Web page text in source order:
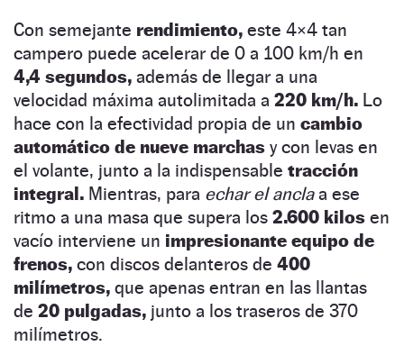
Con semejante rendimiento, este 4×4 tan
campero puede acelerar de 0 a 100 km/h en
4,4 segundos, además de llegar a una
velocidad máxima autolimitada a 220 km/h. Lo
hace con la efectividad propia de un cambio
automático de nueve marchas y con levas en
el volante, junto a la indispensable tracción
integral. Mientras, para echar el anclaa ese
ritmo a una masa que supera los 2.600 kilos en
vacío interviene un impresionante equipo de
frenos, con discos delanteros de 400
milímetros, que apenas entran en las llantas
de 20 pulgadas, junto a los traseros de 370
milímetros.